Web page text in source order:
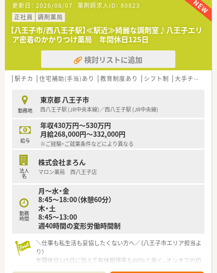
更新日： 2026/08/07 薬剤師求人ID： 80823
正社員
調剤薬局
【八王子市/西八王子駅】≪駅近≫綺麗な調剤室♪八王子エリ
ア密着のかかりつけ薬局 年間休日125日
検討リストに追加
駅チカ 住宅補助(手当)あり 教育制度あり シフト制 大手チェーン以外
勤務地
東京都 八王子市
西八王子駅 (JR中央本線)／西八王子駅 (JR中央線)
給与
年収430万円～530万円
月給268,000円～332,000円
※ご経験・ご就業条件などにより異なる
法人
名
株式会社まろん
マロン薬局 西八王子店
勤務
時間
月～水・金
8:45～18:00（休憩60分）
木・土
8:45～13:00
週40時間の変形労働時間制
＼仕事も私生活も妥協したくない方へ／（八王子市エリア担当よ
り）
年間休日125日に加えて有休取得率も80％と高く、オンオフの切